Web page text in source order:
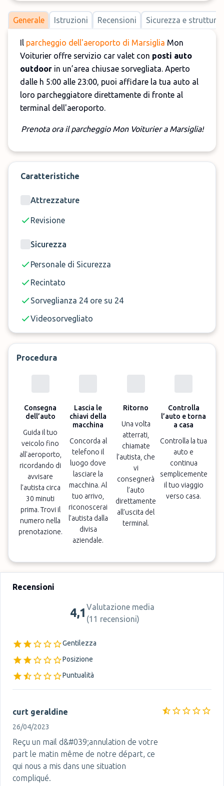
Generale Istruzioni Recensioni Sicurezza e strutture
Il parcheggio dell'aeroporto di Marsiglia Mon
Voiturier offre servizio car valet con posti auto
outdoor in un’area chiusae sorvegliata. Aperto
dalle h 5:00 alle 23:00, puoi affidare la tua auto al
loro parcheggiatore direttamente di fronte al
terminal dell'aeroporto.
Prenota ora il parcheggio Mon Voiturier a Marsiglia!
Caratteristiche
Attrezzature
Revisione
Sicurezza
Personale di Sicurezza
Recintato
Sorveglianza 24 ore su 24
Videosorvegliato
Procedura
Consegna
dell’auto
Guida il tuo
veicolo fino
all'aeroporto,
ricordando di
avvisare
l’autista circa
30 minuti
prima. Trovi il
numero nella
prenotazione.
Lascia le
chiavi della
macchina
Concorda al
telefono il
luogo dove
lasciare la
macchina. Al
tuo arrivo,
riconoscerai
l’autista dalla
divisa
aziendale.
Ritorno
Una volta
atterrati,
chiamate
l’autista, che
vi
consegnerà
l’auto
direttamente
all’uscita del
terminal.
Controlla
l’auto e torna
a casa
Controlla la tua
auto e
continua
semplicemente
il tuo viaggio
verso casa.
Recensioni
4,1 Valutazione media
(11 recensioni)
Gentilezza
Posizione
Puntualità
curt geraldine
26/04/2023
Reçu un mail d&#039;annulation de votre
part le matin même de notre départ, ce
qui nous a mis dans une situation
compliqué.